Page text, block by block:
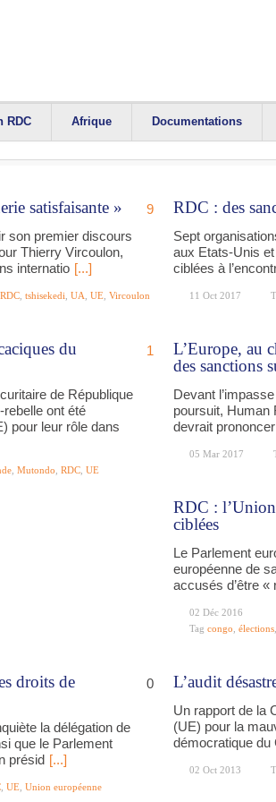
RDC Afrique Documentations
satisfaisante »
9
son premier discours
Thierry Vircoulon,
internatio [...]
RDC tshisekedi UA UE Vircoulon
RDC : des
Sept
aux Etats-Unis et
ciblées à
11 Oct 2017
du
1
de République
ont été
pour leur rôle dans
Mutondo RDC UE
L’Europe, au
des sanctions
Devant
poursuit, Human
devrait
05 Mar 2017
RDC : l’Union
ciblées
Le Parlement
européenne de
accusés d’être
02 Déc 2016
Tag congo élections
droits de
0
la délégation de
que le Parlement
présid [...]
UE Union européenne
L’audit
Un rapport de la
(UE) pour la
démocratique du
02 Oct 2013